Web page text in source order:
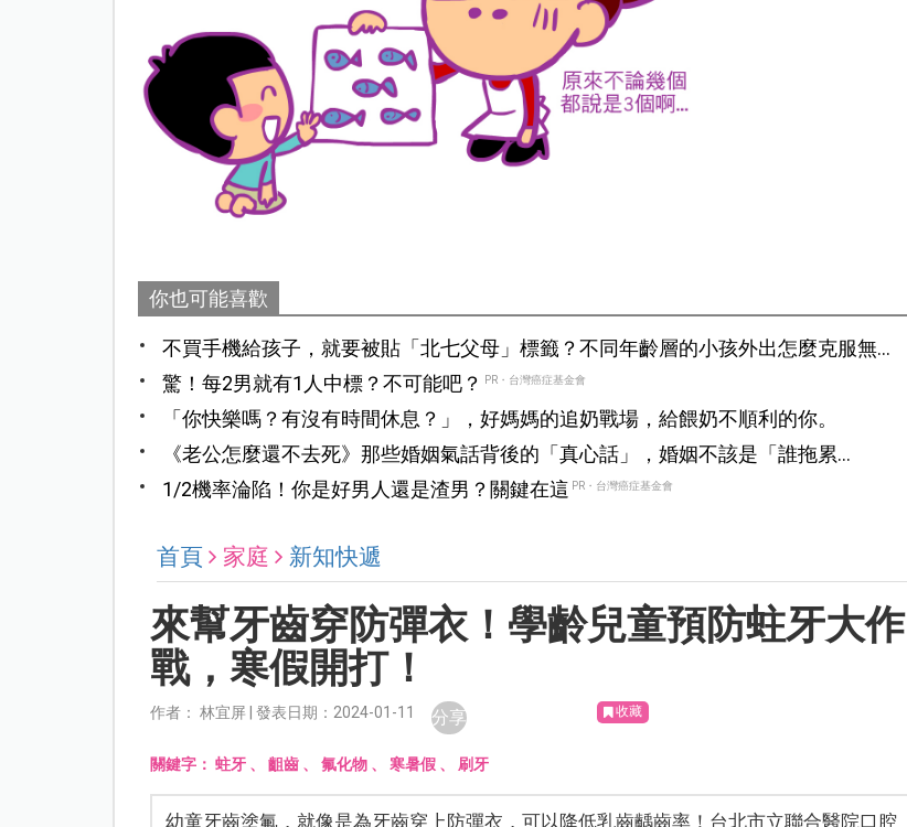
你也可能喜歡
不買手機給孩子，就要被貼「北七父母」標籤？不同年齡層的小孩外出怎麼克服無
聊？
驚！每2男就有1人中標？不可能吧？ PR・台灣癌症基金會
「你快樂嗎？有沒有時間休息？」，好媽媽的追奶戰場，給餵奶不順利的你。
《老公怎麼還不去死》那些婚姻氣話背後的「真心話」，婚姻不該是「誰拖累
誰」，而是「我們怎麼並肩走下去」。
1/2機率淪陷！你是好男人還是渣男？關鍵在這 PR・台灣癌症基金會
首頁 家庭 新知快遞
來幫牙齒穿防彈衣！學齡兒童預防蛀牙大作
戰，寒假開打！
作者： 林宜屏 | 發表日期：2024-01-11 分享 收藏
關鍵字：蛀牙 、齟齒 、氟化物 、寒暑假 、 刷牙
幼童牙齒塗氟，就像是為牙齒穿上防彈衣，可以降低乳齒齲齒率！台北市立聯合醫院口腔